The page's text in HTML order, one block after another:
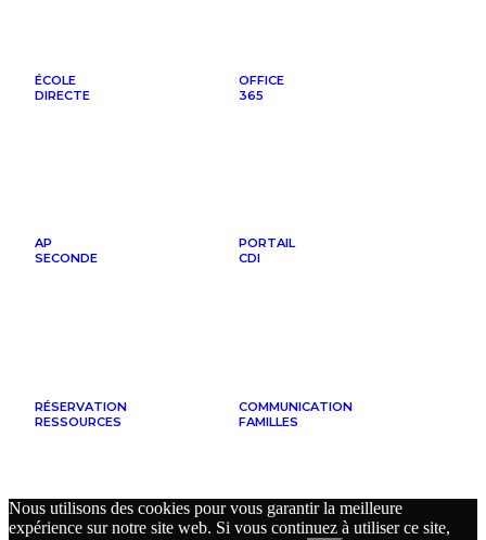
ÉCOLE
DIRECTE
OFFICE
365
AP
SECONDE
PORTAIL
CDI
RÉSERVATION
RESSOURCES
COMMUNICATION
FAMILLES
Nous utilisons des cookies pour vous garantir la meilleure
expérience sur notre site web. Si vous continuez à utiliser ce site,